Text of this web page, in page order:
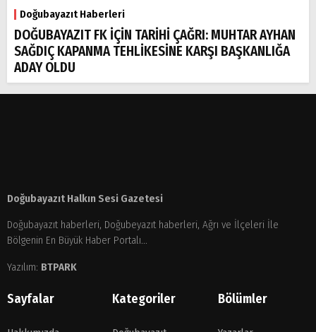
Doğubayazıt Haberleri
DOĞUBAYAZIT FK İÇİN TARİHİ ÇAĞRI: MUHTAR AYHAN
SAĞDIÇ KAPANMA TEHLİKESİNE KARŞI BAŞKANLIĞA
ADAY OLDU
Doğubayazıt Halkın Sesi Gazetesi
Doğubayazıt haberleri, Doğubeyazıt haberleri, Ağrı ve İlçeleri İle
Bölgenin En Büyük Haber Portalı...
Yazılım: BTPARK
Sayfalar Kategoriler Bölümler